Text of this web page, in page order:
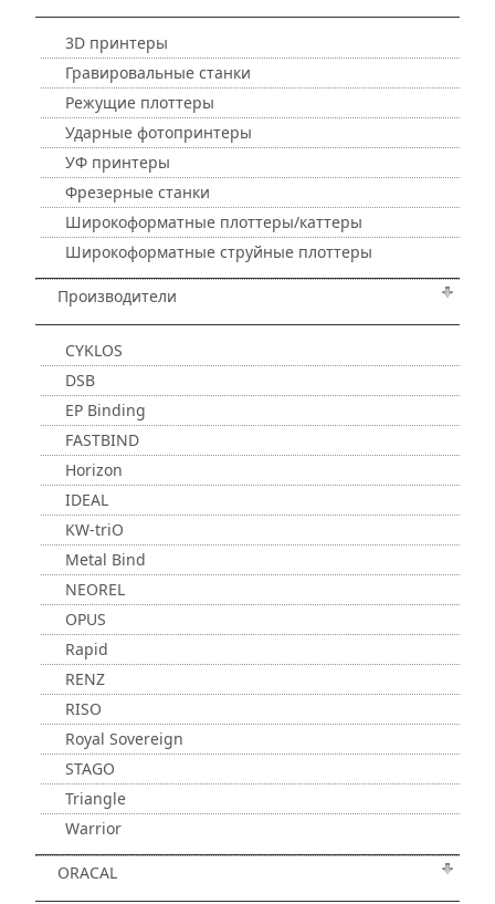
3D принтеры
Гравировальные станки
Режущие плоттеры
Ударные фотопринтеры
УФ принтеры
Фрезерные станки
Широкоформатные плоттеры/каттеры
Широкоформатные струйные плоттеры
Производители
CYKLOS
DSB
EP Binding
FASTBIND
Horizon
IDEAL
KW-triO
Metal Bind
NEOREL
OPUS
Rapid
RENZ
RISO
Royal Sovereign
STAGO
Triangle
Warrior
ORACAL